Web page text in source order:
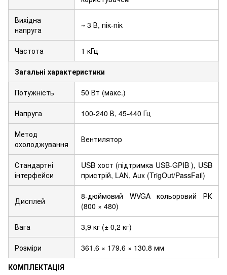
Вихідна
напруга
~ 3 В, пік-пік
Частота 1 кГц
Загальні характеристики
Потужність 50 Вт (макс.)
Напруга 100-240 В, 45-440 Гц
Метод
охолоджування
Вентилятор
Стандартні
інтерфейси
USB хост (підтримка USB-GPIB ), USB
пристрій, LAN, Aux (TrigOut/PassFail)
Дисплей
8-дюймовий WVGA кольоровий РК
(800 × 480)
Вага 3,9 кг (± 0,2 кг)
Розміри
361.6 × 179.6 × 130.8 мм
КОМПЛЕКТАЦІЯ